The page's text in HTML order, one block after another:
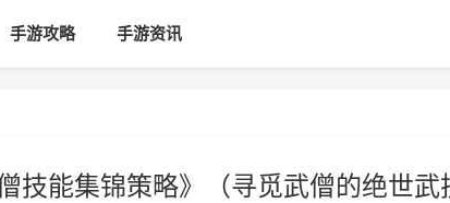
手游攻略 手游资讯
技能集锦策略》（寻觅武僧的绝世